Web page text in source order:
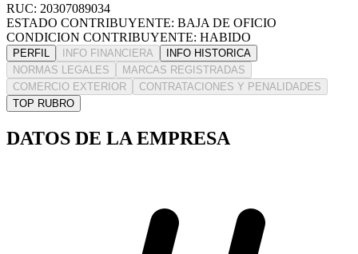
RUC: 20307089034
ESTADO CONTRIBUYENTE: BAJA DE OFICIO
CONDICION CONTRIBUYENTE: HABIDO
PERFIL INFO FINANCIERA
INFO HISTORICA
NORMAS LEGALES
MARCAS REGISTRADAS
COMERCIO EXTERIOR
CONTRATACIONES Y PENALIDADES
TOP RUBRO
DATOS DE LA EMPRESA